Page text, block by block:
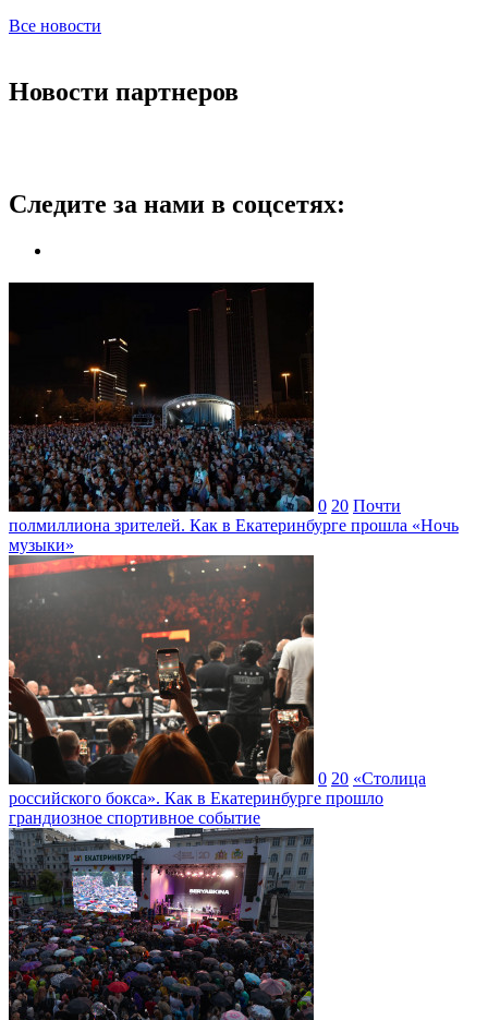
Все новости
Новости партнеров
Следите за нами в соцсетях:
0 20 Почти
полмиллиона зрителей. Как в Екатеринбурге прошла «Ночь
музыки»
0 20 «Столица
российского бокса». Как в Екатеринбурге прошло
грандиозное спортивное событие